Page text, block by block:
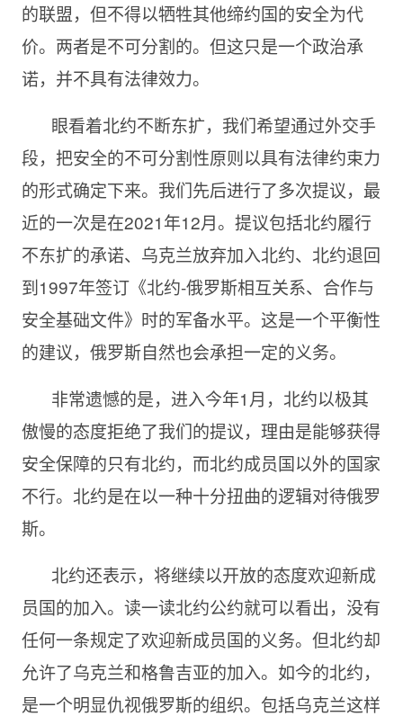
的联盟，但不得以牺牲其他缔约国的安全为代
价。两者是不可分割的。但这只是一个政治承
诺，并不具有法律效力。
眼看着北约不断东扩，我们希望通过外交手
段，把安全的不可分割性原则以具有法律约束力
的形式确定下来。我们先后进行了多次提议，最
近的一次是在2021年12月。提议包括北约履行
不东扩的承诺、乌克兰放弃加入北约、北约退回
到1997年签订《北约-俄罗斯相互关系、合作与
安全基础文件》时的军备水平。这是一个平衡性
的建议，俄罗斯自然也会承担一定的义务。
非常遗憾的是，进入今年1月，北约以极其
傲慢的态度拒绝了我们的提议，理由是能够获得
安全保障的只有北约，而北约成员国以外的国家
不行。北约是在以一种十分扭曲的逻辑对待俄罗
斯。
北约还表示，将继续以开放的态度欢迎新成
员国的加入。读一读北约公约就可以看出，没有
任何一条规定了欢迎新成员国的义务。但北约却
允许了乌克兰和格鲁吉亚的加入。如今的北约，
是一个明显仇视俄罗斯的组织。包括乌克兰这样